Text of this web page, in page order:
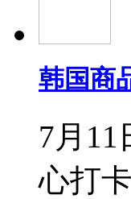
韩国商
7月
心打